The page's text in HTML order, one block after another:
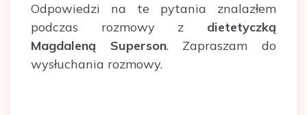
Odpowiedzi na te pytania znalazłem
podczas rozmowy z dietetyczką
Magdaleną Superson. Zapraszam do
wysłuchania rozmowy.